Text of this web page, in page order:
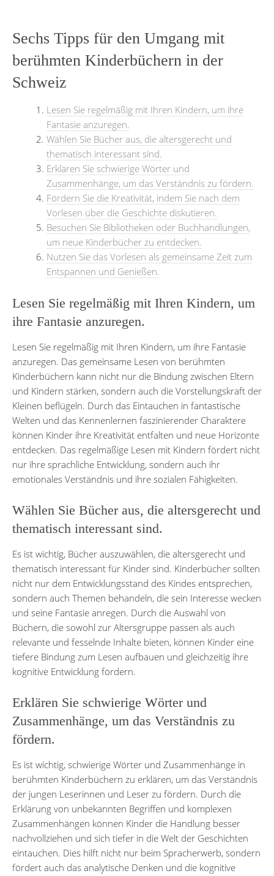
Sechs Tipps für den Umgang mit
berühmten Kinderbüchern in der
Schweiz
Lesen Sie regelmäßig mit Ihren Kindern, um ihre
Fantasie anzuregen.
Wählen Sie Bücher aus, die altersgerecht und
thematisch interessant sind.
Erklären Sie schwierige Wörter und
Zusammenhänge, um das Verständnis zu fördern.
Fördern Sie die Kreativität, indem Sie nach dem
Vorlesen über die Geschichte diskutieren.
Besuchen Sie Bibliotheken oder Buchhandlungen,
um neue Kinderbücher zu entdecken.
Nutzen Sie das Vorlesen als gemeinsame Zeit zum
Entspannen und Genießen.
Lesen Sie regelmäßig mit Ihren Kindern, um
ihre Fantasie anzuregen.
Lesen Sie regelmäßig mit Ihren Kindern, um ihre Fantasie
anzuregen. Das gemeinsame Lesen von berühmten
Kinderbüchern kann nicht nur die Bindung zwischen Eltern
und Kindern stärken, sondern auch die Vorstellungskraft der
Kleinen beflügeln. Durch das Eintauchen in fantastische
Welten und das Kennenlernen faszinierender Charaktere
können Kinder ihre Kreativität entfalten und neue Horizonte
entdecken. Das regelmäßige Lesen mit Kindern fördert nicht
nur ihre sprachliche Entwicklung, sondern auch ihr
emotionales Verständnis und ihre sozialen Fähigkeiten.
Wählen Sie Bücher aus, die altersgerecht und
thematisch interessant sind.
Es ist wichtig, Bücher auszuwählen, die altersgerecht und
thematisch interessant für Kinder sind. Kinderbücher sollten
nicht nur dem Entwicklungsstand des Kindes entsprechen,
sondern auch Themen behandeln, die sein Interesse wecken
und seine Fantasie anregen. Durch die Auswahl von
Büchern, die sowohl zur Altersgruppe passen als auch
relevante und fesselnde Inhalte bieten, können Kinder eine
tiefere Bindung zum Lesen aufbauen und gleichzeitig ihre
kognitive Entwicklung fördern.
Erklären Sie schwierige Wörter und
Zusammenhänge, um das Verständnis zu
fördern.
Es ist wichtig, schwierige Wörter und Zusammenhänge in
berühmten Kinderbüchern zu erklären, um das Verständnis
der jungen Leserinnen und Leser zu fördern. Durch die
Erklärung von unbekannten Begriffen und komplexen
Zusammenhängen können Kinder die Handlung besser
nachvollziehen und sich tiefer in die Welt der Geschichten
eintauchen. Dies hilft nicht nur beim Spracherwerb, sondern
fördert auch das analytische Denken und die kognitive